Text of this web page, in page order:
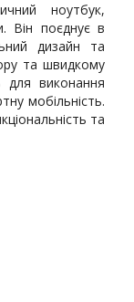
ноутбук,
Він поєднує в
дизайн та
та швидкому
для виконання
мобільність.
та